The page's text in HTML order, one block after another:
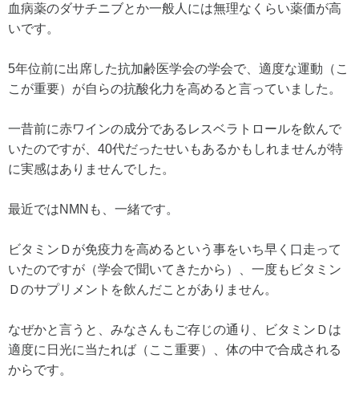
血病薬のダサチニブとか一般人には無理なくらい薬価が高
いです。
5年位前に出席した抗加齢医学会の学会で、適度な運動（こ
こが重要）が自らの抗酸化力を高めると言っていました。
一昔前に赤ワインの成分であるレスベラトロールを飲んで
いたのですが、40代だったせいもあるかもしれませんが特
に実感はありませんでした。
最近ではNMNも、一緒です。
ビタミンＤが免疫力を高めるという事をいち早く口走って
いたのですが（学会で聞いてきたから）、一度もビタミン
Ｄのサプリメントを飲んだことがありません。
なぜかと言うと、みなさんもご存じの通り、ビタミンＤは
適度に日光に当たれば（ここ重要）、体の中で合成される
からです。